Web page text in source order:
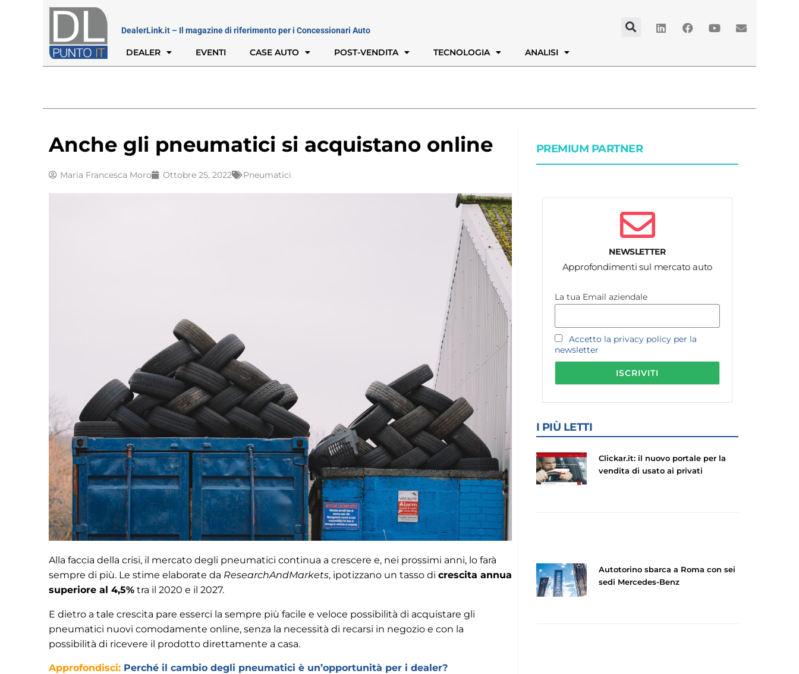
DealerLink.it – Il magazine di riferimento per i Concessionari Auto
DEALER EVENTI CASE AUTO POST-VENDITA TECNOLOGIA ANALISI
Anche gli pneumatici si acquistano online
Maria Francesca Moro Ottobre 25, 2022 Pneumatici
Alla faccia della crisi, il mercato degli pneumatici continua a crescere e, nei prossimi anni, lo farà
sempre di più. Le stime elaborate da ResearchAndMarkets, ipotizzano un tasso di crescita annua
superiore al 4,5% tra il 2020 e il 2027.
E dietro a tale crescita pare esserci la sempre più facile e veloce possibilità di acquistare gli
pneumatici nuovi comodamente online, senza la necessità di recarsi in negozio e con la
possibilità di ricevere il prodotto direttamente a casa.
Approfondisci: Perché il cambio degli pneumatici è un’opportunità per i dealer?
PREMIUM PARTNER
NEWSLETTER
Approfondimenti sul mercato auto
La tua Email aziendale
Accetto la privacy policy per la
newsletter
I PIÙ LETTI
Clickar.it: il nuovo portale per la
vendita di usato ai privati
Autotorino sbarca a Roma con sei
sedi Mercedes-Benz